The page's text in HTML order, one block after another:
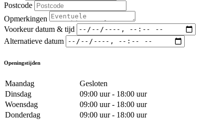
Postcode
Opmerkingen
Voorkeur datum & tijd
Alternatieve datum
Openingstijden
Maandag
Gesloten
Dinsdag
09:00 uur - 18:00 uur
Woensdag
09:00 uur - 18:00 uur
Donderdag
09:00 uur - 18:00 uur